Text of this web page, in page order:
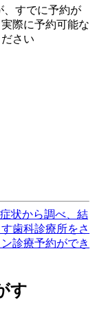
すでに予約が
際に予約可能な
さい
状から調べ、結
歯科診療所をさ
診療予約ができ
す